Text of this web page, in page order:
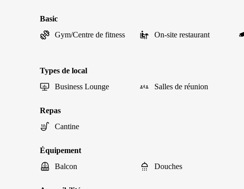
Basic
Gym/Centre de fitness
On-site restaurant
Types de local
Business Lounge
Salles de réunion
Repas
Cantine
Équipement
Balcon
Douches